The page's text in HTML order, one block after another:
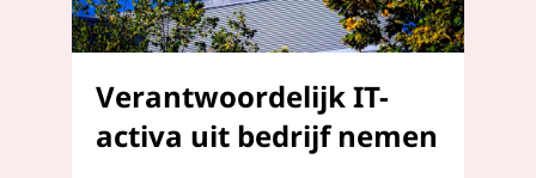
Verantwoordelijk IT-
activa uit bedrijf nemen